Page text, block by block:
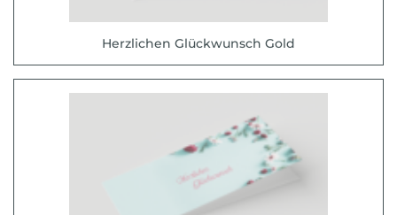
Herzlichen Glückwunsch Gold